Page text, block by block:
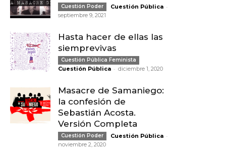
Cuestión Poder Cuestión Pública -
septiembre 9, 2021
Hasta hacer de ellas las
siemprevivas
Cuestión Pública Feminista
Cuestión Pública - diciembre 1, 2020
Masacre de Samaniego:
la confesión de
Sebastián Acosta.
Versión Completa
Cuestión Poder Cuestión Pública -
noviembre 2, 2020